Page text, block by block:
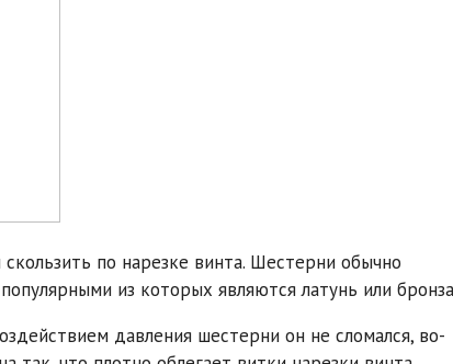
по нарезке винта. Шестерни обычно
из которых являются латунь или
давления шестерни он не сломался, во-